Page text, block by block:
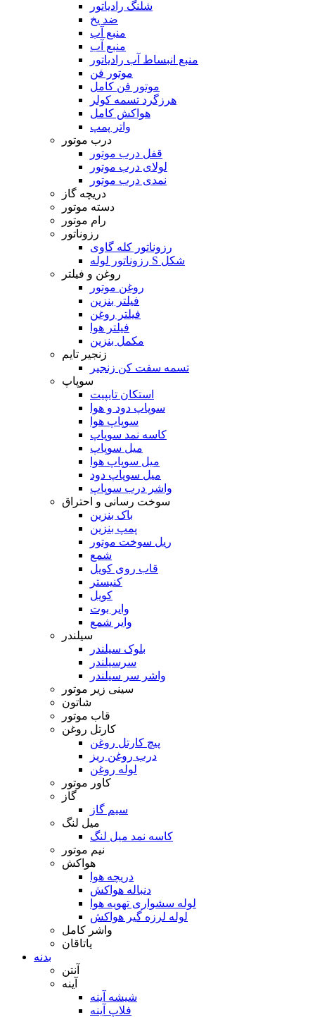
شلنگ رادیاتور
ضد یخ
منبع آب
منبع آب
منبع انبساط آب رادیاتور
موتور فن
موتور فن کامل
هرزگرد تسمه کولر
هواکش کامل
واتر پمپ
درب موتور
قفل درب موتور
لولای درب موتور
نمدی درب موتور
دریچه گاز
دسته موتور
رام موتور
رزوناتور
رزوناتور کله گاوی
رزوناتور لوله S شکل
روغن و فیلتر
روغن موتور
فیلتر بنزین
فیلتر روغن
فیلتر هوا
مکمل بنزین
زنجیر تایم
تسمه سفت کن زنجیر
سوپاپ
استکان تایپیت
سوپاپ دود و هوا
سوپاپ هوا
کاسه نمد سوپاپ
میل سوپاپ
میل سوپاپ هوا
میل سوپاپ دود
واشر درب سوپاپ
سوخت رسانی و احتراق
باک بنزین
پمپ بنزین
ریل سوخت موتور
شمع
قاب روی کویل
کنیستر
کویل
وایر بوت
وایر شمع
سیلندر
بلوک سیلندر
سرسیلندر
واشر سر سیلندر
سینی زیر موتور
شاتون
قاب موتور
کارتل روغن
پیچ کارتل روغن
درب روغن ریز
لوله روغن
کاور موتور
گاز
سیم گاز
میل لنگ
کاسه نمد میل لنگ
نیم موتور
هواکش
دریچه هوا
دنباله هواکش
لوله سشواری تهویه هوا
لوله لرزه گیر هواکش
واشر کامل
یاتاقان
بدنه
آنتن
آینه
شیشه آینه
فلاپ آینه